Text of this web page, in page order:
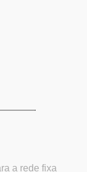
a rede fixa